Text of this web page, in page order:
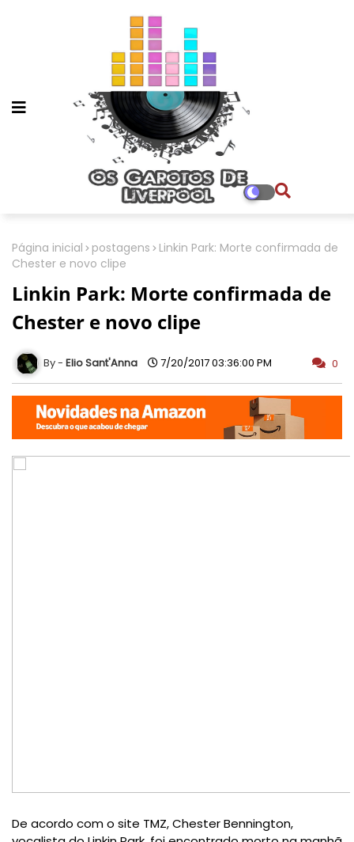
Página inicial postagens
Linkin Park: Morte confirmada de
Chester e novo clipe
Linkin Park: Morte confirmada de
Chester e novo clipe
Elio Sant'Anna 7/20/2017 03:36:00 PM 0
De acordo com o site TMZ, Chester Bennington,